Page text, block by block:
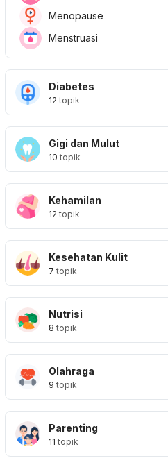
Menopause
Menstruasi
Diabetes
12 topik
Gigi dan Mulut
10 topik
Kehamilan
12 topik
Kesehatan Kulit
7 topik
Nutrisi
8 topik
Olahraga
9 topik
Parenting
11 topik